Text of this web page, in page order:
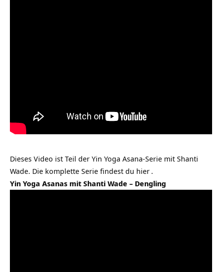
Dieses Video ist Teil der Yin Yoga Asana-Serie mit Shanti
Wade. Die komplette Serie findest du hier .
Yin Yoga Asanas mit Shanti Wade – Dengling